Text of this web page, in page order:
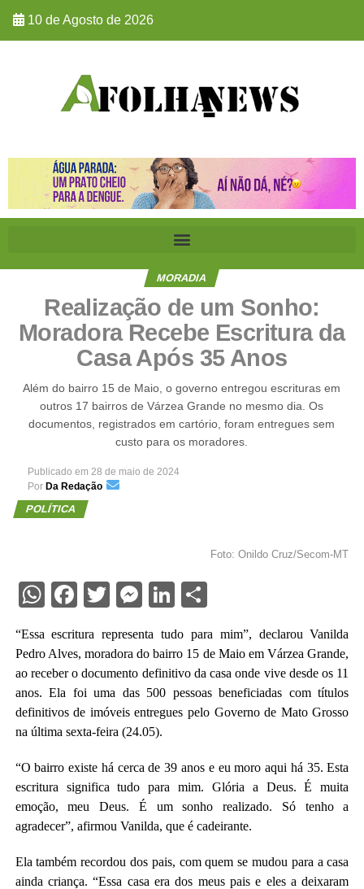
10 de Agosto de 2026
MORADIA
Realização de um Sonho:
Moradora Recebe Escritura da
Casa Após 35 Anos
Além do bairro 15 de Maio, o governo entregou escrituras em
outros 17 bairros de Várzea Grande no mesmo dia. Os
documentos, registrados em cartório, foram entregues sem
custo para os moradores.
Publicado em 28 de maio de 2024
Por Da Redação
POLÍTICA
Foto: Onildo Cruz/Secom-MT
WhatsApp
Facebook
Twitter
Messenger
LinkedIn
Share
“Essa escritura representa tudo para mim”, declarou Vanilda
Pedro Alves, moradora do bairro 15 de Maio em Várzea Grande,
ao receber o documento definitivo da casa onde vive desde os 11
anos. Ela foi uma das 500 pessoas beneficiadas com títulos
definitivos de imóveis entregues pelo Governo de Mato Grosso
na última sexta-feira (24.05).
“O bairro existe há cerca de 39 anos e eu moro aqui há 35. Esta
escritura significa tudo para mim. Glória a Deus. É muita
emoção, meu Deus. É um sonho realizado. Só tenho a
agradecer”, afirmou Vanilda, que é cadeirante.
Ela também recordou dos pais, com quem se mudou para a casa
ainda criança. “Essa casa era dos meus pais e eles a deixaram